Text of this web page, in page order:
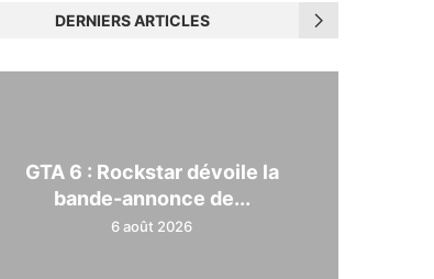
DERNIERS ARTICLES
GTA 6 : Rockstar dévoile la
bande-annonce de...
6 août 2026